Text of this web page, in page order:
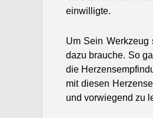
ein­willigte.
Um Sein Werkzeug
dazu brauche. So
die
mit diesen
und vor­wiegend zu